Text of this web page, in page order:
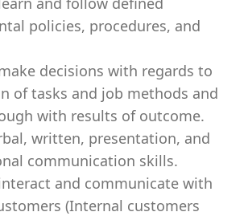
policies, procedures, and
decisions with regards to
of tasks and job methods and
with results of outcome.
written, presentation, and
communication skills.
and communicate with
(Internal customers